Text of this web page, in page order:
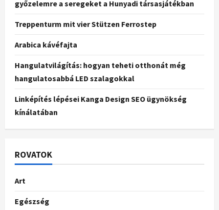
győzelemre a seregeket a Hunyadi társasjátékban
Treppenturm mit vier Stützen Ferrostep
Arabica kávéfajta
Hangulatvilágítás: hogyan teheti otthonát még
hangulatosabbá LED szalagokkal
Linképítés lépései Kanga Design SEO ügynökség
kínálatában
ROVATOK
Art
Egészség